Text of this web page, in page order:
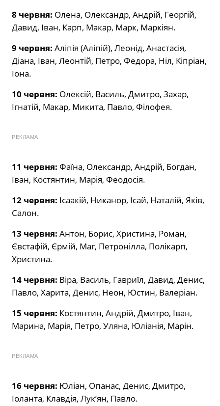
8 червня: Олена, Олександр, Андрій, Георгій,
Давид, Іван, Карп, Макар, Марк, Маркіян.
9 червня: Аліпія (Аліпій), Леонід, Анастасія,
Діана, Іван, Леонтій, Петро, Федора, Ніл, Кіпріан,
Іона.
10 червня: Олексій, Василь, Дмитро, Захар,
Ігнатій, Макар, Микита, Павло, Філофея.
РЕКЛАМА
11 червня: Фаїна, Олександр, Андрій, Богдан,
Іван, Костянтин, Марія, Феодосія.
12 червня: Ісаакій, Никанор, Ісай, Наталій, Яків,
Салон.
13 червня: Антон, Борис, Христина, Роман,
Євстафій, Єрмій, Маг, Петронілла, Полікарп,
Христина.
14 червня: Віра, Василь, Гавриїл, Давид, Денис,
Павло, Харита, Денис, Неон, Юстин, Валеріан.
15 червня: Костянтин, Андрій, Дмитро, Іван,
Марина, Марія, Петро, Уляна, Юліанія, Марін.
РЕКЛАМА
16 червня: Юліан, Опанас, Денис, Дмитро,
Іоланта, Клавдія, Лук’ян, Павло.